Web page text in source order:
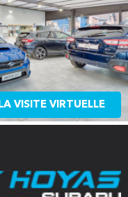
VISITE VIRTUELLE